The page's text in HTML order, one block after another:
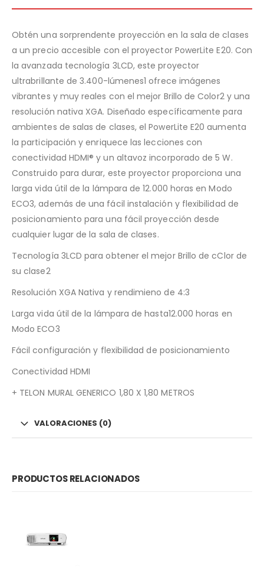
Obtén una sorprendente proyección en la sala de clases
a un precio accesible con el proyector PowerLite E20. Con
la avanzada tecnología 3LCD, este proyector
ultrabrillante de 3.400-lúmenes1 ofrece imágenes
vibrantes y muy reales con el mejor Brillo de Color2 y una
resolución nativa XGA. Diseñado específicamente para
ambientes de salas de clases, el PowerLite E20 aumenta
la participación y enriquece las lecciones con
conectividad HDMI® y un altavoz incorporado de 5 W.
Construido para durar, este proyector proporciona una
larga vida útil de la lámpara de 12.000 horas en Modo
ECO3, además de una fácil instalación y flexibilidad de
posicionamiento para una fácil proyección desde
cualquier lugar de la sala de clases.
Tecnología 3LCD para obtener el mejor Brillo de cClor de
su clase2
Resolución XGA Nativa y rendimieno de 4:3
Larga vida útil de la lámpara de hasta12.000 horas en
Modo ECO3
Fácil configuración y flexibilidad de posicionamiento
Conectividad HDMI
+ TELON MURAL GENERICO 1,80 X 1,80 METROS
VALORACIONES (0)
PRODUCTOS RELACIONADOS